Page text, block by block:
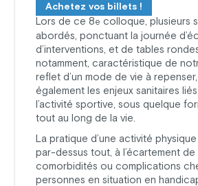
Achetez vos billets !
Lors de ce 8e colloque, plusieurs
abordés, ponctuant la journée
d’interventions, et de tables
notamment, caractéristique de
reflet d’un mode de vie à
également les enjeux sanitaires
l’activité sportive, sous quelque
tout au long de la vie.
La pratique d’une activité
par-dessus tout, à l’écartement
comorbidités ou complications
personnes en situation en